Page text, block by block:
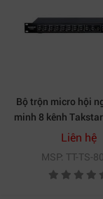
Bộ trộn micro hội
minh 8 kênh
Liên hệ
MSP: TT-TS-